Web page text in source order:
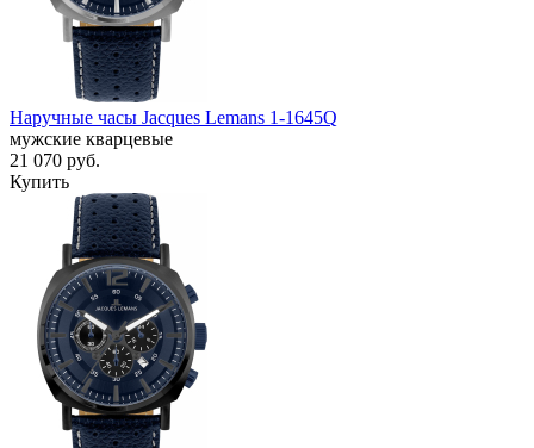
Наручные часы Jacques Lemans 1-1645Q
мужские кварцевые
21 070 руб.
Купить